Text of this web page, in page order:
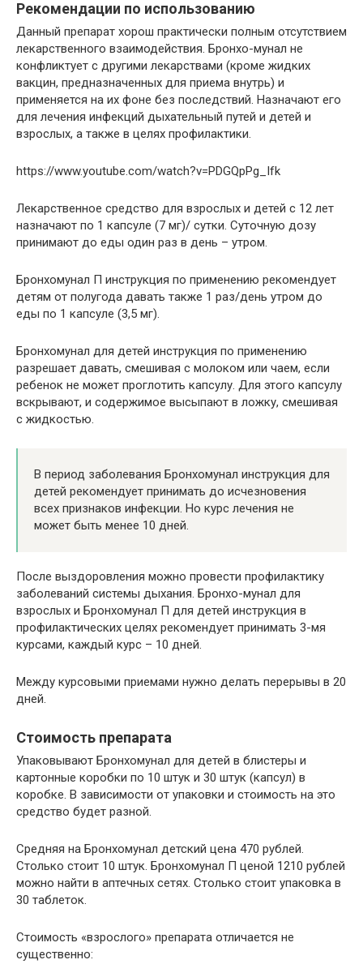
Рекомендации по использованию
Данный препарат хорош практически полным отсутствием
лекарственного взаимодействия. Бронхо-мунал не
конфликтует с другими лекарствами (кроме жидких
вакцин, предназначенных для приема внутрь) и
применяется на их фоне без последствий. Назначают его
для лечения инфекций дыхательный путей и детей и
взрослых, а также в целях профилактики.
https://www.youtube.com/watch?v=PDGQpPg_Ifk
Лекарственное средство для взрослых и детей с 12 лет
назначают по 1 капсуле (7 мг)/ сутки. Суточную дозу
принимают до еды один раз в день – утром.
Бронхомунал П инструкция по применению рекомендует
детям от полугода давать также 1 раз/день утром до
еды по 1 капсуле (3,5 мг).
Бронхомунал для детей инструкция по применению
разрешает давать, смешивая с молоком или чаем, если
ребенок не может проглотить капсулу. Для этого капсулу
вскрывают, и содержимое высыпают в ложку, смешивая
с жидкостью.
В период заболевания Бронхомунал инструкция для
детей рекомендует принимать до исчезновения
всех признаков инфекции. Но курс лечения не
может быть менее 10 дней.
После выздоровления можно провести профилактику
заболеваний системы дыхания. Бронхо-мунал для
взрослых и Бронхомунал П для детей инструкция в
профилактических целях рекомендует принимать 3-мя
курсами, каждый курс – 10 дней.
Между курсовыми приемами нужно делать перерывы в 20
дней.
Стоимость препарата
Упаковывают Бронхомунал для детей в блистеры и
картонные коробки по 10 штук и 30 штук (капсул) в
коробке. В зависимости от упаковки и стоимость на это
средство будет разной.
Средняя на Бронхомунал детский цена 470 рублей.
Столько стоит 10 штук. Бронхомунал П ценой 1210 рублей
можно найти в аптечных сетях. Столько стоит упаковка в
30 таблеток.
Стоимость «взрослого» препарата отличается не
существенно: